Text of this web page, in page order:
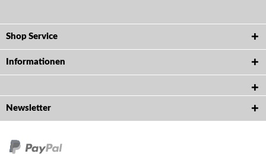
Shop Service
Informationen
Newsletter